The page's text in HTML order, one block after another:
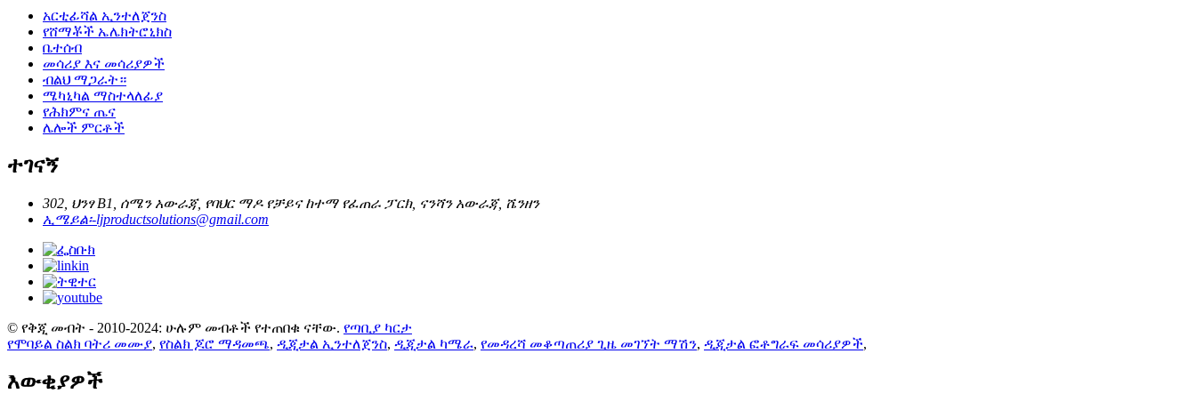
አርቲፊሻል ኢንተለጀንስ
የሸማቾች ኤሌክትሮኒክስ
ቤተሰብ
መሳሪያ እና መሳሪያዎች
ብልህ ማጋራት።
ሜካኒካል ማስተላለፊያ
የሕክምና ጤና
ሌሎች ምርቶች
ተገናኝ
302, ህንፃ B1, ሰሜን አውራጃ, የባህር ማዶ የቻይና ከተማ የፈጠራ ፓርክ, ናንሻን አውራጃ, ሼንዘን
ኢሜይል፡-ljproductsolutions@gmail.com
© የቅጂ መብት - 2010-2024: ሁሉም መብቶች የተጠበቁ ናቸው. የጣቢያ ካርታ
የሞባይል ስልክ ባትሪ መሙያ, የስልክ ጆሮ ማዳመጫ, ዲጂታል ኢንተለጀንስ, ዲጂታል ካሜራ, የመዳረሻ መቆጣጠሪያ ጊዜ መገኘት ማሽን, ዲጂታል ፎቶግራፍ መሳሪያዎች,
እውቂያዎች